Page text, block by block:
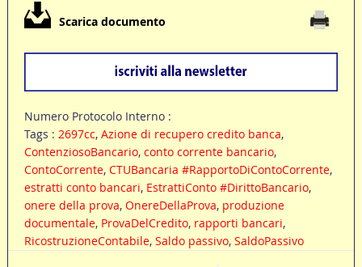
Scarica documento
Numero Protocolo Interno :
Tags : 2697cc, Azione di recupero credito banca,
ContenziosoBancario, conto corrente bancario,
ContoCorrente, CTUBancaria #RapportoDiContoCorrente,
estratti conto bancari, EstrattiConto #DirittoBancario,
onere della prova, OnereDellaProva, produzione
documentale, ProvaDelCredito, rapporti bancari,
RicostruzioneContabile, Saldo passivo, SaldoPassivo